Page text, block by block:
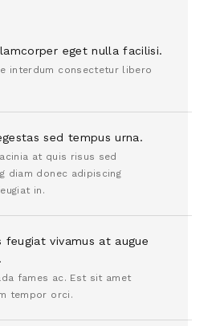
eget nulla facilisi.
interdum consectetur libero
sed tempus urna.
at quis risus sed
diam donec adipiscing
in.
vivamus at augue
fames ac. Est sit amet
tempor orci.